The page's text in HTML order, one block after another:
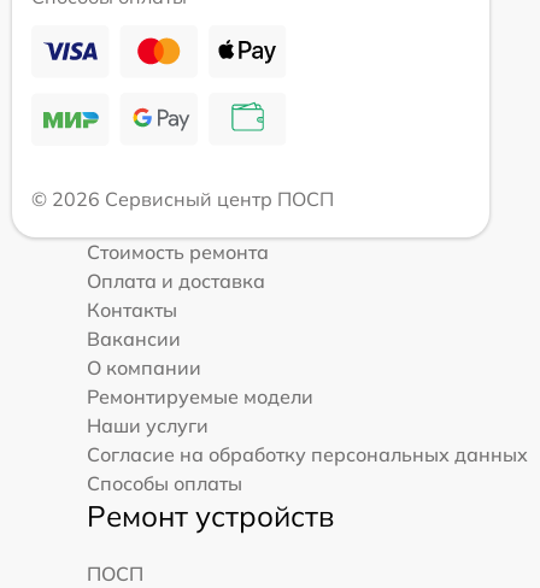
© 2026 Сервисный центр ПОСП
Стоимость ремонта
Оплата и доставка
Контакты
Вакансии
О компании
Ремонтируемые модели
Наши услуги
Согласие на обработку персональных данных
Способы оплаты
Ремонт устройств
ПОСП